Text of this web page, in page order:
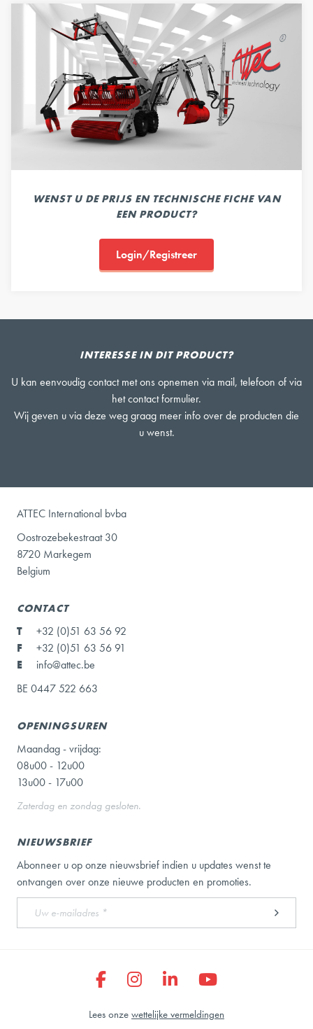
WENST U DE PRIJS EN TECHNISCHE FICHE VAN
EEN PRODUCT?
Login/Registreer
INTERESSE IN DIT PRODUCT?
U kan eenvoudig contact met ons opnemen via mail, telefoon of via
het contact formulier.
Wij geven u via deze weg graag meer info over de producten die
u wenst.
ATTEC International bvba
Oostrozebekestraat 30
8720 Markegem
Belgium
CONTACT
T
+32 (0)51 63 56 92
F
+32 (0)51 63 56 91
E
info@attec.be
BE 0447 522 663
OPENINGSUREN
Maandag - vrijdag:
08u00 - 12u00
13u00 - 17u00
Zaterdag en zondag gesloten.
NIEUWSBRIEF
Abonneer u op onze nieuwsbrief indien u updates wenst te
ontvangen over onze nieuwe producten en promoties.
Lees onze wettelijke vermeldingen